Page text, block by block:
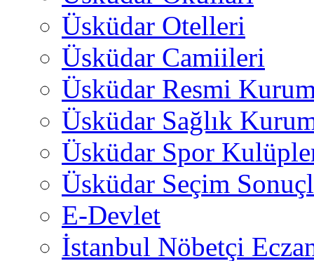
Üsküdar Otelleri
Üsküdar Camiileri
Üsküdar Resmi
Üsküdar Sağlık
Üsküdar Spor
Üsküdar Seçim
E-Devlet
İstanbul Nöbetçi